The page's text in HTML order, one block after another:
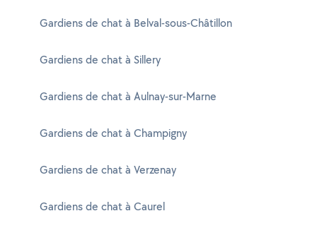
Gardiens de chat à Belval-sous-Châtillon
Gardiens de chat à Sillery
Gardiens de chat à Aulnay-sur-Marne
Gardiens de chat à Champigny
Gardiens de chat à Verzenay
Gardiens de chat à Caurel